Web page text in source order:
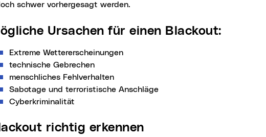
schwer vorhergesagt werden.
Mögliche Ursachen für einen Blackout:
Extreme Wettererscheinungen
technische Gebrechen
menschliches Fehlverhalten
Sabotage und terroristische Anschläge
Cyberkriminalität
Blackout richtig erkennen